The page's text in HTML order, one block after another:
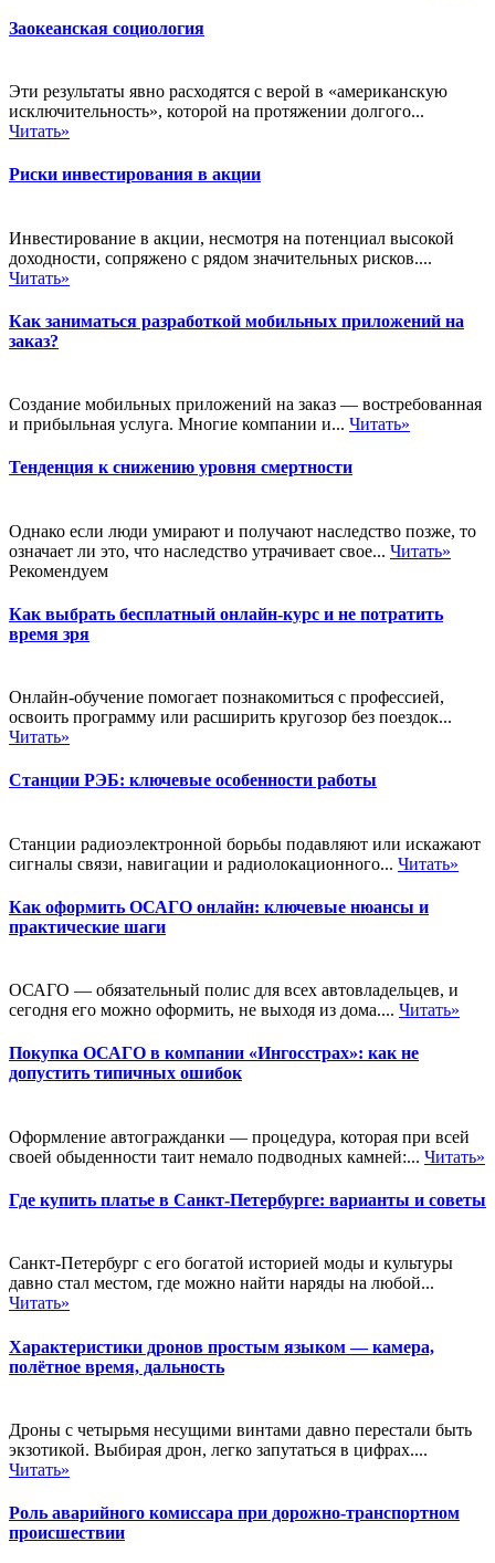
Заокеанская социология
Эти результаты явно расходятся с верой в «американскую
исключительность», которой на протяжении долгого...
Читать»
Риски инвестирования в акции
Инвестирование в акции, несмотря на потенциал высокой
доходности, сопряжено с рядом значительных рисков....
Читать»
Как заниматься разработкой мобильных приложений на
заказ?
Создание мобильных приложений на заказ — востребованная
и прибыльная услуга. Многие компании и... Читать»
Тенденция к снижению уровня смертности
Однако если люди умирают и получают наследство позже, то
означает ли это, что наследство утрачивает свое... Читать»
Рекомендуем
Как выбрать бесплатный онлайн-курс и не потратить
время зря
Онлайн-обучение помогает познакомиться с профессией,
освоить программу или расширить кругозор без поездок...
Читать»
Станции РЭБ: ключевые особенности работы
Станции радиоэлектронной борьбы подавляют или искажают
сигналы связи, навигации и радиолокационного... Читать»
Как оформить ОСАГО онлайн: ключевые нюансы и
практические шаги
ОСАГО — обязательный полис для всех автовладельцев, и
сегодня его можно оформить, не выходя из дома.... Читать»
Покупка ОСАГО в компании «Ингосстрах»: как не
допустить типичных ошибок
Оформление автогражданки — процедура, которая при всей
своей обыденности таит немало подводных камней:... Читать»
Где купить платье в Санкт-Петербурге: варианты и советы
Санкт-Петербург с его богатой историей моды и культуры
давно стал местом, где можно найти наряды на любой...
Читать»
Характеристики дронов простым языком — камера,
полётное время, дальность
Дроны с четырьмя несущими винтами давно перестали быть
экзотикой. Выбирая дрон, легко запутаться в цифрах....
Читать»
Роль аварийного комиссара при дорожно-транспортном
происшествии